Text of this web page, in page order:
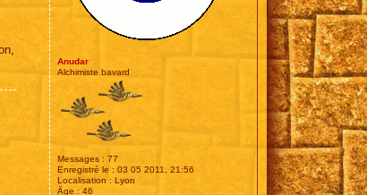
Anudar
Alchimiste bavard
Messages : 77
Enregistré le : 03 05 2011, 21:56
Localisation : Lyon
Âge : 46